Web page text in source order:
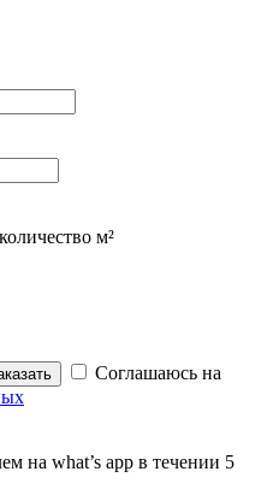
м²
Соглашаюсь на
на what’s app в течении 5